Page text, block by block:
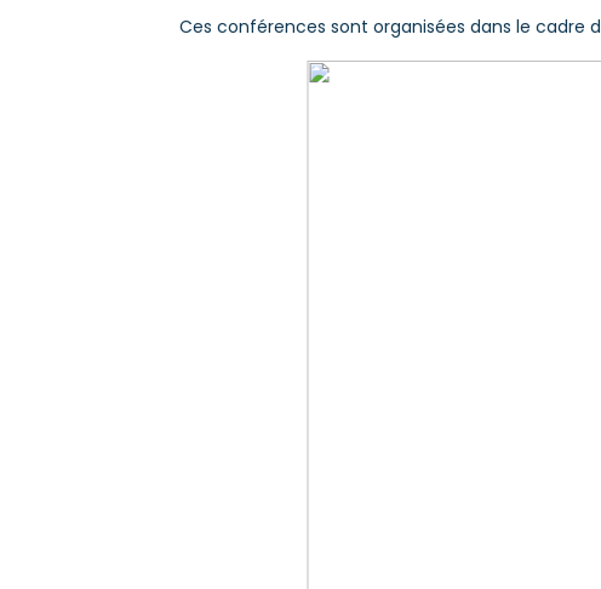
Ces conférences sont organisées dans le cadre